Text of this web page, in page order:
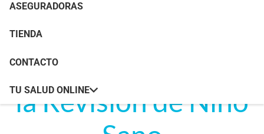
ASEGURADORAS
TIENDA
CONTACTO
TU SALUD ONLINE
La importancia de
la Revisión de Niño